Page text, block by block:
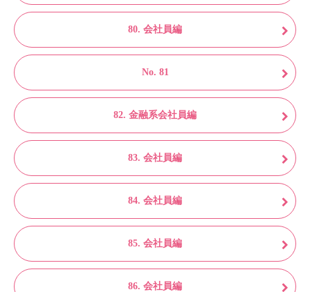
80. 会社員編
No. 81
82. 金融系会社員編
83. 会社員編
84. 会社員編
85. 会社員編
86. 会社員編